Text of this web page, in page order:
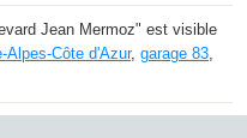
Jean Mermoz" est visible
Alpes-Côte d'Azur, garage 83